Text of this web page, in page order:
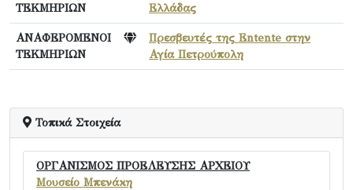
ΤΕΚΜΗΡΙΩΝ
Ελλάδας
ΑΝΑΦΕΡΟΜΕΝΟΙ
ΤΕΚΜΗΡΙΩΝ
Πρεσβευτές της Entente στην
Αγία Πετρούπολη
Τοπικά Στοιχεία
ΟΡΓΑΝΙΣΜΟΣ ΠΡΟΕΛΕΥΣΗΣ ΑΡΧΕΙΟΥ
Μουσείο Μπενάκη